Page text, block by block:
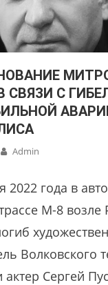
СВЯЗИ С
Admin
2022 года в
М-8 возле
Волковского
Сергей